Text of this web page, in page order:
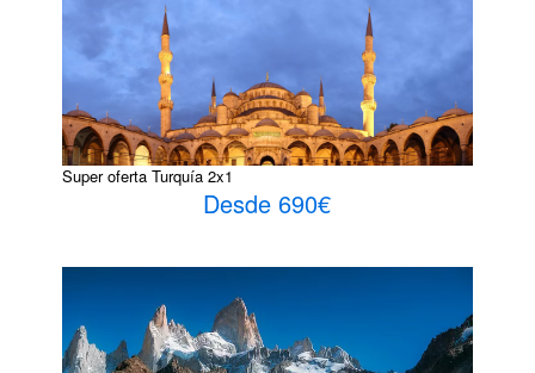
Super oferta Turquía 2x1
Desde 690€